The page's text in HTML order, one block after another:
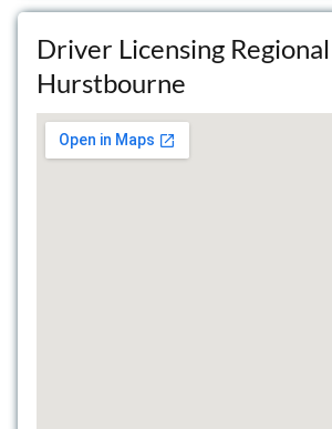
Driver Licensing
Hurstbourne